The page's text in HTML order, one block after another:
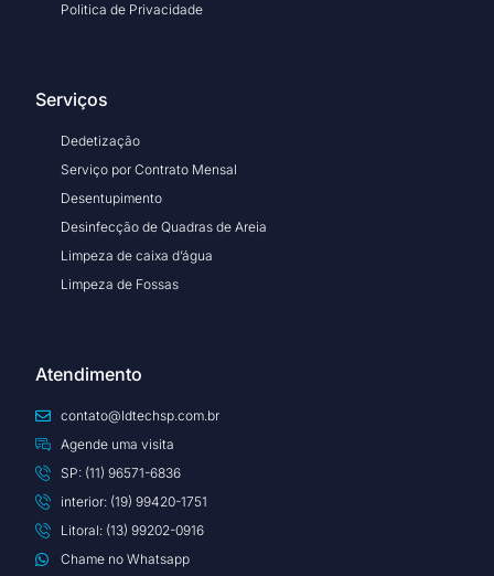
Politica de Privacidade
Serviços
Dedetização
Serviço por Contrato Mensal
Desentupimento
Desinfecção de Quadras de Areia
Limpeza de caixa d’água
Limpeza de Fossas
Atendimento
contato@ldtechsp.com.br
Agende uma visita
SP: (11) 96571-6836
interior: (19) 99420-1751
Litoral: (13) 99202-0916
Chame no Whatsapp